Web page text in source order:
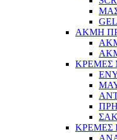
ΑΚΜΗ
ΚΡΕΜΕΣ
ΚΡΕΜΕΣ